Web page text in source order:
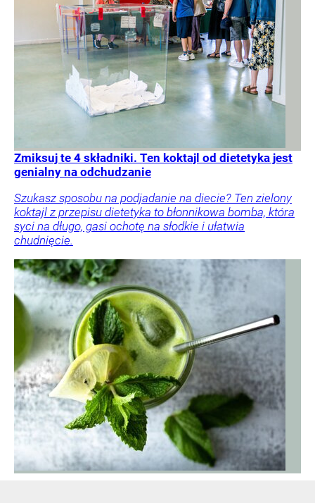
Zmiksuj te 4 składniki. Ten koktajl od dietetyka jest
genialny na odchudzanie
Szukasz sposobu na podjadanie na diecie? Ten zielony
koktajl z przepisu dietetyka to błonnikowa bomba, która
syci na długo, gasi ochotę na słodkie i ułatwia
chudnięcie.